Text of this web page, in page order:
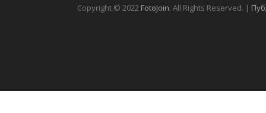
Copyright © 2022 FotoJoin. All Rights Reserved. |